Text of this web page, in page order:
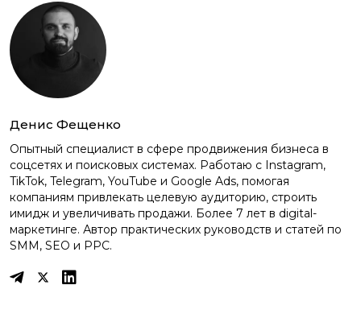
Денис Фещенко
Опытный специалист в сфере продвижения бизнеса в
соцсетях и поисковых системах. Работаю с Instagram,
TikTok, Telegram, YouTube и Google Ads, помогая
компаниям привлекать целевую аудиторию, строить
имидж и увеличивать продажи. Более 7 лет в digital-
маркетинге. Автор практических руководств и статей по
SMM, SEO и PPC.